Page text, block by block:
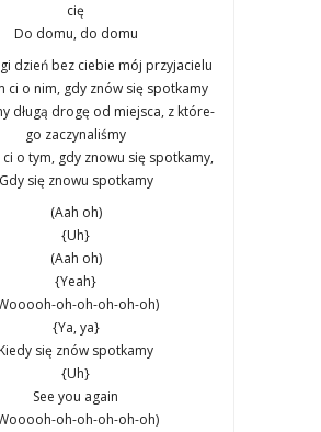
cię
Do domu, do domu
dzień bez cie­bie mój przy­ja­cie­lu
ci o nim, gdy znów się spo­tka­my
dłu­gą dro­gę od miej­sca, z któ­re­
go zaczy­na­li­śmy
o tym, gdy zno­wu się spo­tka­my,
Gdy się zno­wu spo­tka­my
(Aah oh)
{Uh}
(Aah oh)
{Yeah}
oh-oh-oh-oh-oh)
{Ya, ya}
Kie­dy się znów spo­tka­my
{Uh}
See you aga­in
oh-oh-oh-oh-oh)